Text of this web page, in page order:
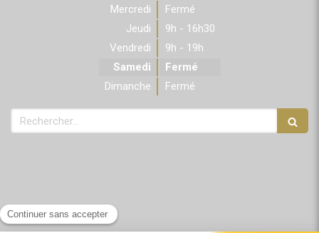
Mercredi
Fermé
Jeudi
9h - 16h30
Vendredi
9h - 19h
Samedi
Fermé
Dimanche
Fermé
Rechercher